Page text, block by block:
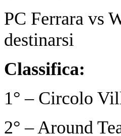
PC Ferrara vs
destinarsi
Classifica:
1° – Circolo
2° – Around